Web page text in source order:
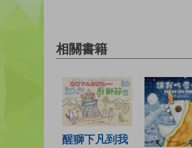
相關書籍
醒獅下凡到我